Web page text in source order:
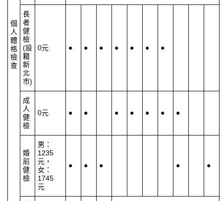
個
人
體
格
檢
查
長
者
健
檢
(設
籍
新
北
市)
0元 ● ● ● ● ● ● ●
成
人
健
檢
0元 ● ● ● ● ● ● ●
婚
前
健
檢
男：
1235
元，
女：
1745
元
● ● ● ● ●